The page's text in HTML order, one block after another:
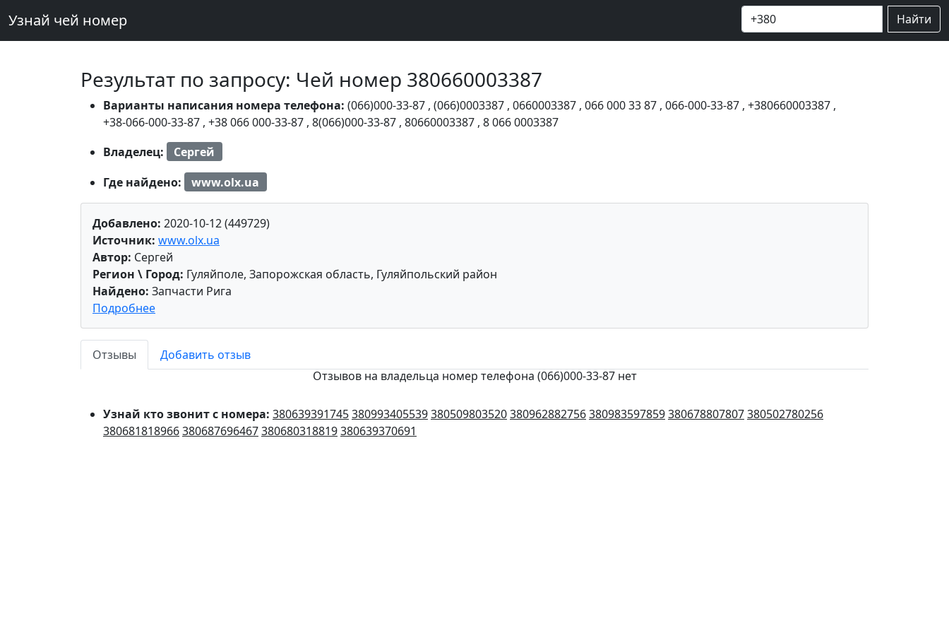
Узнай чей номер Найти
Результат по запросу: Чей номер 380660003387
Варианты написания номера телефона: (066)000-33-87 , (066)0003387 , 0660003387 , 066 000 33 87 , 066-000-33-87 , +380660003387 ,
+38-066-000-33-87 , +38 066 000-33-87 , 8(066)000-33-87 , 80660003387 , 8 066 0003387
Владелец:
Сергей
Где найдено:
www.olx.ua
Добавлено: 2020-10-12 (449729)
Источник: www.olx.ua
Автор: Сергей
Регион \ Город: Гуляйполе, Запорожская область, Гуляйпольский район
Найдено: Запчасти Рига
Подробнее
Отзывы
Добавить отзыв
Отзывов на владельца номер телефона (066)000-33-87 нет
Узнай кто звонит с номера: 380639391745380993405539380509803520380962882756380983597859380678807807380502780256
380681818966380687696467380680318819380639370691